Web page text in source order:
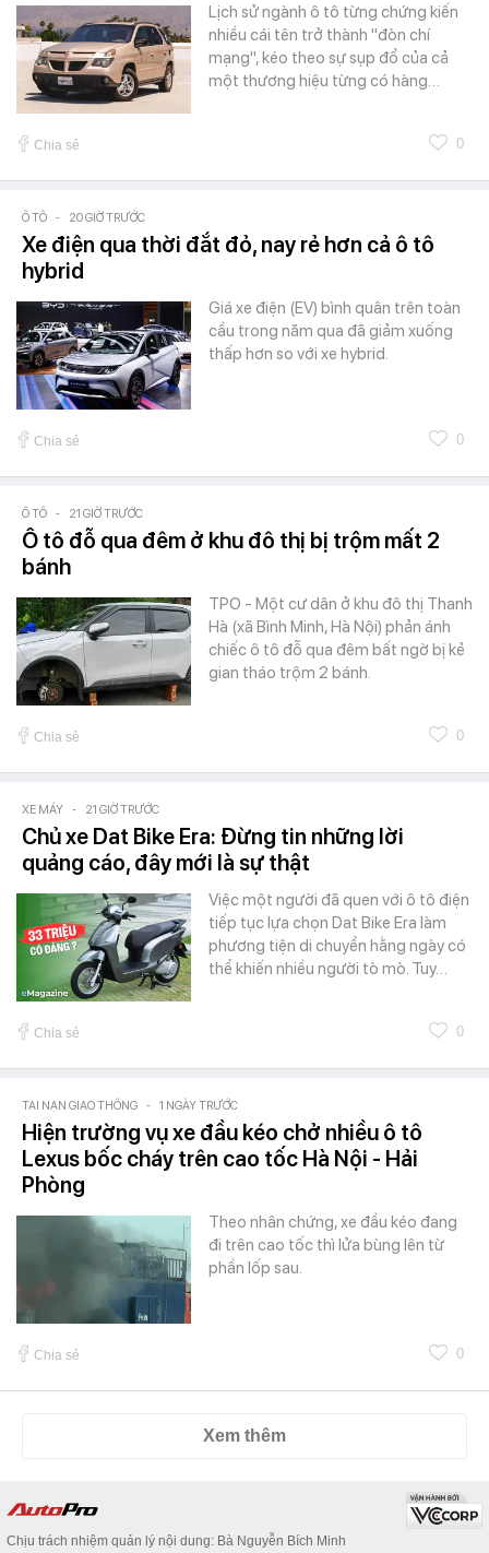
Lịch sử ngành ô tô từng chứng kiến
nhiều cái tên trở thành "đòn chí
mạng", kéo theo sự sụp đổ của cả
một thương hiệu từng có hàng…
Chia sẻ 0
Ô TÔ - 20 GIỜ TRƯỚC
Xe điện qua thời đắt đỏ, nay rẻ hơn cả ô tô
hybrid
Giá xe điện (EV) bình quân trên toàn
cầu trong năm qua đã giảm xuống
thấp hơn so với xe hybrid.
Chia sẻ 0
Ô TÔ - 21 GIỜ TRƯỚC
Ô tô đỗ qua đêm ở khu đô thị bị trộm mất 2
bánh
TPO - Một cư dân ở khu đô thị Thanh
Hà (xã Bình Minh, Hà Nội) phản ánh
chiếc ô tô đỗ qua đêm bất ngờ bị kẻ
gian tháo trộm 2 bánh.
Chia sẻ 0
XE MÁY - 21 GIỜ TRƯỚC
Chủ xe Dat Bike Era: Đừng tin những lời
quảng cáo, đây mới là sự thật
Việc một người đã quen với ô tô điện
tiếp tục lựa chọn Dat Bike Era làm
phương tiện di chuyển hằng ngày có
thể khiến nhiều người tò mò. Tuy…
Chia sẻ 0
TAI NẠN GIAO THÔNG - 1 NGÀY TRƯỚC
Hiện trường vụ xe đầu kéo chở nhiều ô tô
Lexus bốc cháy trên cao tốc Hà Nội - Hải
Phòng
Theo nhân chứng, xe đầu kéo đang
đi trên cao tốc thì lửa bùng lên từ
phần lốp sau.
Chia sẻ 0
Xem thêm
Chịu trách nhiệm quản lý nội dung: Bà Nguyễn Bích Minh